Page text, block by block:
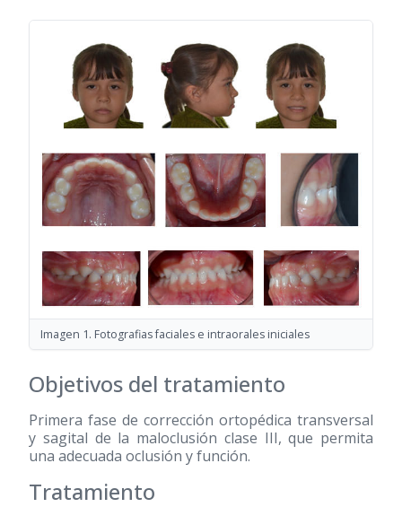
Imagen 1. Fotografias faciales e intraorales iniciales
Objetivos del tratamiento
Primera fase de corrección ortopédica transversal
y sagital de la maloclusión clase III, que permita
una adecuada oclusión y función.
Tratamiento